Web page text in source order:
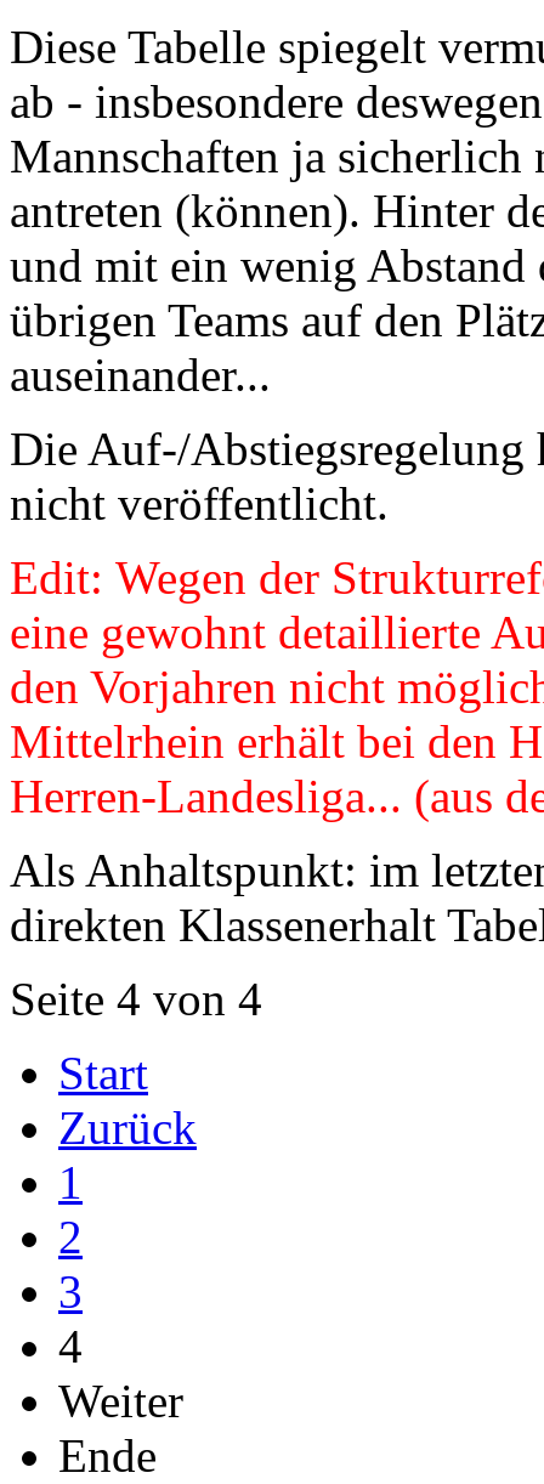
Diese Tabelle spiegelt
ab - insbesondere
Mannschaften ja sicherlich
antreten (können). Hinter
und mit ein wenig
übrigen Teams auf den
auseinander...
Die Auf-/
nicht veröffentlicht.
Edit: Wegen der
eine gewohnt detaillierte
den Vorjahren nicht
Mittelrhein erhält bei den
Herren-Landesliga... (aus
Als Anhaltspunkt: im
direkten Klassenerhalt
Seite 4 von 4
Start
Zurück
1
2
3
4
Weiter
Ende